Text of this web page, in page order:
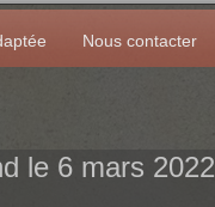
Nous contacter
le 6 mars 2022